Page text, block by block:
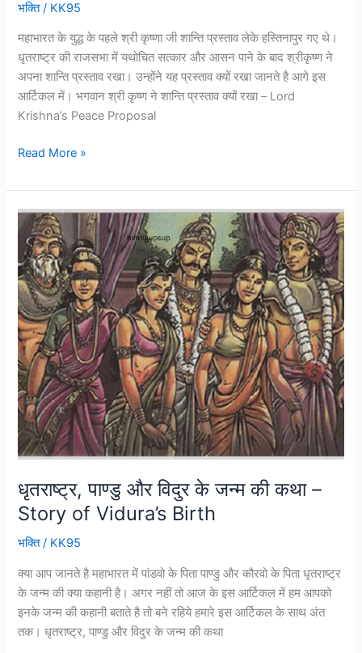
भक्ति/ KK95
महाभारत के युद्ध के पहले श्री कृष्णा जी शान्ति प्रस्ताव लेके हस्तिनापुर गए थे।
धृतराष्ट्र की राजसभा में यथोचित सत्कार और आसन पाने के बाद श्रीकृष्ण ने
अपना शान्ति प्रस्ताव रखा। उन्होंने यह प्रस्ताव क्यों रखा जानते है आगे इस
आर्टिकल में। भगवान श्री कृष्ण ने शान्ति प्रस्ताव क्यों रखा – Lord
Krishna’s Peace Proposal
Read More »
धृतराष्ट्र, पाण्डु और विदुर के जन्म की कथा –
Story of Vidura’s Birth
भक्ति/ KK95
क्या आप जानते है महाभारत में पांडवो के पिता पाण्डु और कौरवो के पिता धृतराष्ट्र
के जन्म की क्या कहानी है। अगर नहीं तो आज के इस आर्टिकल में हम आपको
इनके जन्म की कहानी बताते है तो बने रहिये हमारे इस आर्टिकल के साथ अंत
तक। धृतराष्ट्र, पाण्डु और विदुर के जन्म की कथा
धृतराष्ट्र,
पाण्डु
और
विदुर
के
जन्म
की
कथा
–
Story
of
Vidura’s
Birth